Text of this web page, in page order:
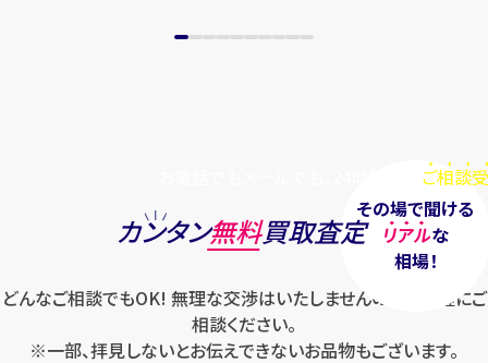
ご相談
その場で聞ける
リアルな
相場！
カンタン無料買取査定
どんなご相談でもOK! 無理な交渉はいたしませんのでお気軽にご
相談ください。
※一部、拝見しないとお伝えできないお品物もございます。